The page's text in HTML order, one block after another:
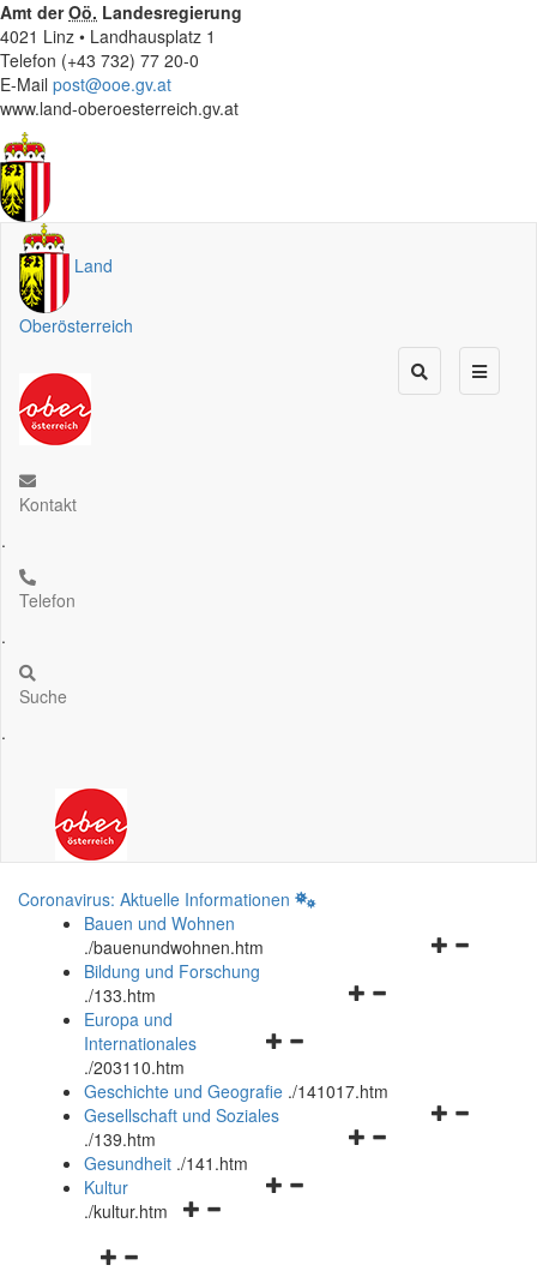
Amt derOö. Landesregierung
4021 Linz • Landhausplatz 1
Telefon (+43 732) 77 20-0
E-Mail post@ooe.gv.at
www.land-oberoesterreich.gv.at
Land
Oberösterreich
Kontakt
.
Telefon
.
Suche
.
Coronavirus: Aktuelle Informationen
Bauen und Wohnen
./bauenundwohnen.htm
Navigationsmenü
Bildung und Forschung
./133.htm
Navigationsmenü
und
schließen
Europa und
Internationales
./203110.htm
Geschichte und Geografie ./141017.htm
Navigationsmenü
Gesellschaft und Soziales
./139.htm
Navigationsmenü
Gesundheit ./141.htm
Navigationsmenü
Kultur
./kultur.htm
Navigationsmenü